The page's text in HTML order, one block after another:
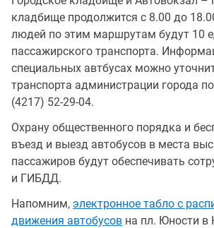
кладбище продолжится с 8.00 до
людей по этим маршрутам будут 10
пассажирского транспорта.
специальных автбусах можно
транспорта администрации города
(4217) 52-29-04.
Охрану общественного порядка и
въезд и выезд автобусов в места
пассажиров будут обеспечивать
и ГИБДД.
Напомним, электронное табло с
движения автобусов на пл. Юности в